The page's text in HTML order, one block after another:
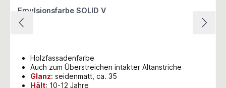
Emulsionsfarbe SOLID V
Holzfassadenfarbe
Auch zum Überstreichen intakter Altanstriche
Glanz: seidenmatt, ca. 35
Hält: 10-12 Jahre